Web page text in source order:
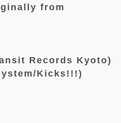
from
Records Kyoto)
Kicks!!!)